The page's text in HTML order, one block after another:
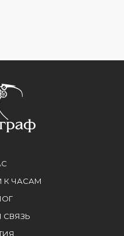
К ЧАСАМ
СВЯЗЬ